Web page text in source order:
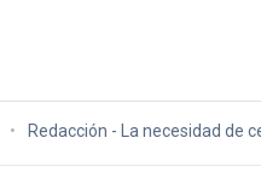
Redacción - La necesidad de